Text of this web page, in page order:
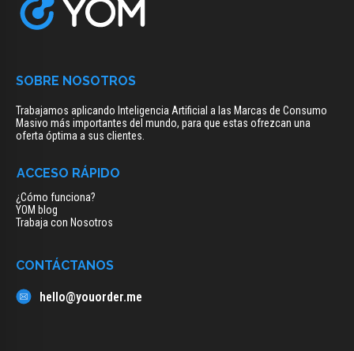
SOBRE NOSOTROS
Trabajamos aplicando Inteligencia Artificial a las Marcas de Consumo
Masivo más importantes del mundo, para que estas ofrezcan una
oferta óptima a sus clientes.
ACCESO RÁPIDO
¿Cómo funciona?
YOM blog
Trabaja con Nosotros
CONTÁCTANOS
hello@youorder.me